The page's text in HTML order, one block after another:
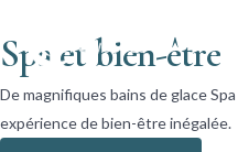
Spa et bien-être
De magnifiques bains de glace
expérience de bien-être inégalée.